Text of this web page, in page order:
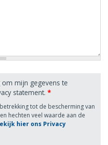
mijn gegevens te
statement. *
tot de bescherming van
hechten veel waarde aan de
hier ons Privacy